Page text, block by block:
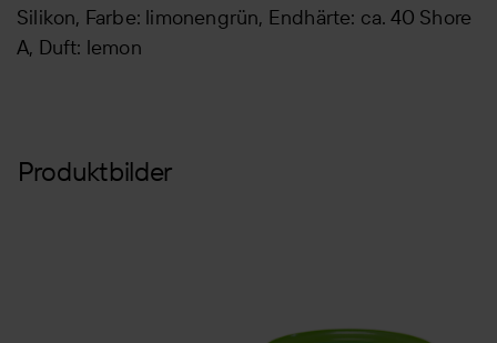
Silikon, Farbe: limonengrün, Endhärte: ca. 40 Shore
A, Duft: lemon
Produktbilder